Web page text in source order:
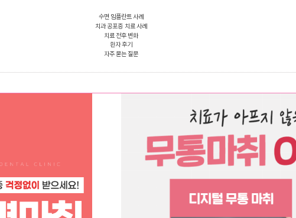
수면 임플란트 사례
치과 공포증 치료 사례
치료 전후 변화
환자 후기
자주 묻는 질문